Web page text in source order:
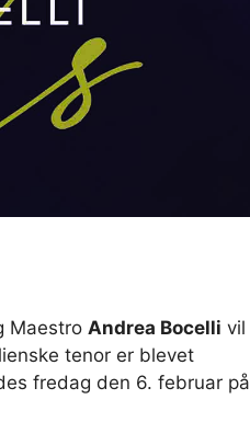
Maestro Andrea Bocelli vil
tenor er blevet
fredag ​​den 6. februar på